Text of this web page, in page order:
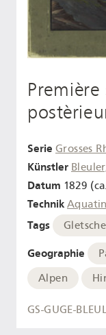
Serie Grosses
Künstler
Datum 1829
Technik
Tags
Geographie
Alpen
GS-GUGE-